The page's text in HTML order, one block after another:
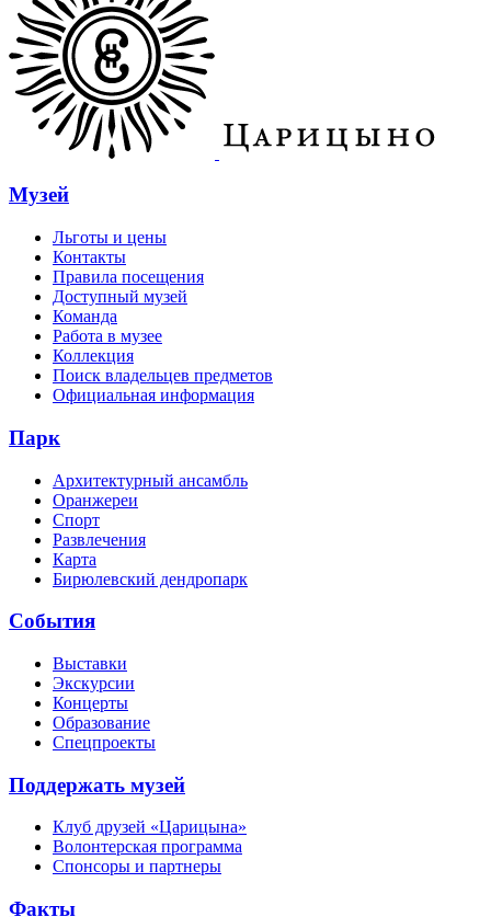
Музей
Льготы и цены
Контакты
Правила посещения
Доступный музей
Команда
Работа в музее
Коллекция
Поиск владельцев предметов
Официальная информация
Парк
Архитектурный ансамбль
Оранжереи
Спорт
Развлечения
Карта
Бирюлевский дендропарк
События
Выставки
Экскурсии
Концерты
Образование
Спецпроекты
Поддержать музей
Клуб друзей «Царицына»
Волонтерская программа
Спонсоры и партнеры
Факты